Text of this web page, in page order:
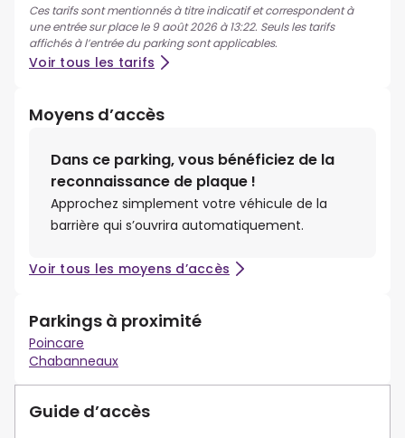
Ces tarifs sont mentionnés à titre indicatif et correspondent à
une entrée sur place le 9 août 2026 à 13:22. Seuls les tarifs
affichés à l’entrée du parking sont applicables.
Voir tous les tarifs
Moyens d’accès
Dans ce parking, vous bénéficiez de la
reconnaissance de plaque !
Approchez simplement votre véhicule de la
barrière qui s’ouvrira automatiquement.
Voir tous les moyens d’accès
Parkings à proximité
Poincare
Chabanneaux
Guide d’accès